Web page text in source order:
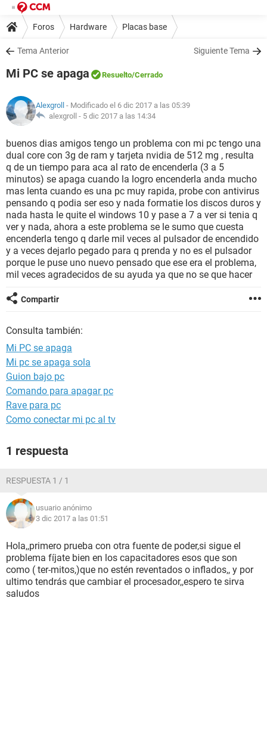
Foros Hardware Placas base
Tema Anterior Siguiente Tema
Mi PC se apaga Resuelto/Cerrado
Alexgroll - Modificado el 6 dic 2017 a las 05:39
alexgroll - 5 dic 2017 a las 14:34
buenos dias amigos tengo un problema con mi pc tengo una
dual core con 3g de ram y tarjeta nvidia de 512 mg , resulta
q de un tiempo para aca al rato de encenderla (3 a 5
minutos) se apaga cuando la logro encenderla anda mucho
mas lenta cuando es una pc muy rapida, probe con antivirus
pensando q podia ser eso y nada formatie los discos duros y
nada hasta le quite el windows 10 y pase a 7 a ver si tenia q
ver y nada, ahora a este problema se le sumo que cuesta
encenderla tengo q darle mil veces al pulsador de encendido
y a veces dejarlo pegado para q prenda y no es el pulsador
porque le puse uno nuevo pensado que ese era el problema,
mil veces agradecidos de su ayuda ya que no se que hacer
Compartir
Consulta también:
Mi PC se apaga
Mi pc se apaga sola
Guion bajo pc
Comando para apagar pc
Rave para pc
Como conectar mi pc al tv
1 respuesta
RESPUESTA 1 / 1
usuario anónimo
3 dic 2017 a las 01:51
Hola,,primero prueba con otra fuente de poder,si sigue el
problema fíjate bien en los capacitadores esos que son
como ( ter-mitos,)que no estén reventados o inflados,, y por
ultimo tendrás que cambiar el procesador,,espero te sirva
saludos